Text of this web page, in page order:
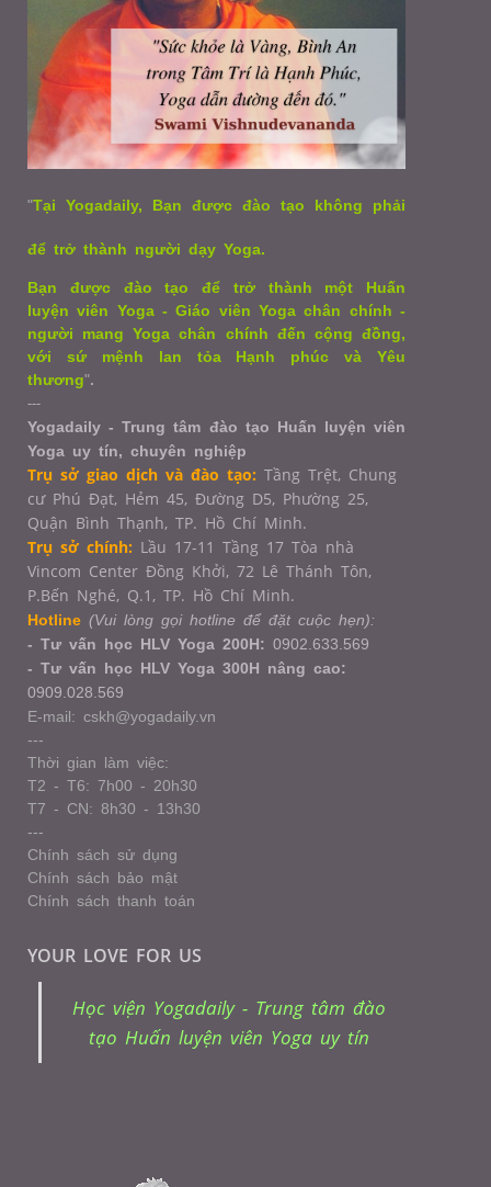
"Tại Yogadaily, Bạn được đào tạo không phải
để trở thành người dạy Yoga.
Bạn được đào tạo để trở thành một Huấn
luyện viên Yoga - Giáo viên Yoga chân chính -
người mang Yoga chân chính đến cộng đồng,
với sứ mệnh lan tỏa Hạnh phúc và Yêu
thương".
---
Yogadaily - Trung tâm đào tạo Huấn luyện viên
Yoga uy tín, chuyên nghiệp
Trụ sở giao dịch và đào tạo: Tầng Trệt, Chung
cư Phú Đạt, Hẻm 45, Đường D5, Phường 25,
Quận Bình Thạnh, TP. Hồ Chí Minh.
Trụ sở chính: Lầu 17-11 Tầng 17 Tòa nhà
Vincom Center Đồng Khởi, 72 Lê Thánh Tôn,
P.Bến Nghé, Q.1, TP. Hồ Chí Minh.
Hotline (Vui lòng gọi hotline để đặt cuộc hẹn):
- Tư vấn học HLV Yoga 200H: 0902.633.569
- Tư vấn học HLV Yoga 300H nâng cao:
0909.028.569
E-mail: cskh@yogadaily.vn
---
Thời gian làm việc:
T2 - T6: 7h00 - 20h30
T7 - CN: 8h30 - 13h30
---
Chính sách sử dụng
Chính sách bảo mật
Chính sách thanh toán
YOUR LOVE FOR US
Học viện Yogadaily - Trung tâm đào
tạo Huấn luyện viên Yoga uy tín